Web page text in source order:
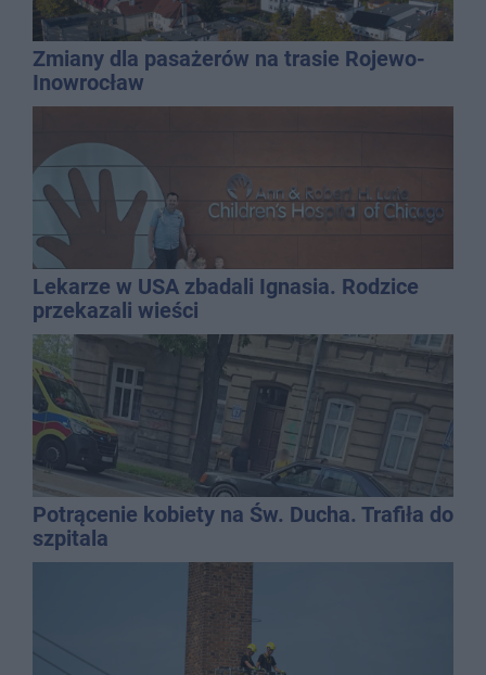
Zmiany dla pasażerów na trasie Rojewo-
Inowrocław
Lekarze w USA zbadali Ignasia. Rodzice
przekazali wieści
Potrącenie kobiety na Św. Ducha. Trafiła do
szpitala